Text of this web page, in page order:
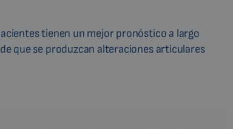
tienen un mejor pronóstico a largo
que se produzcan alteraciones articulares